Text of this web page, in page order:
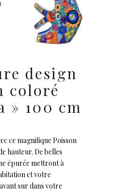
design
coloré
» 100 cm
ce magnifique Poisson
hauteur. De belles
épurée mettront à
et votre
sur dans votre